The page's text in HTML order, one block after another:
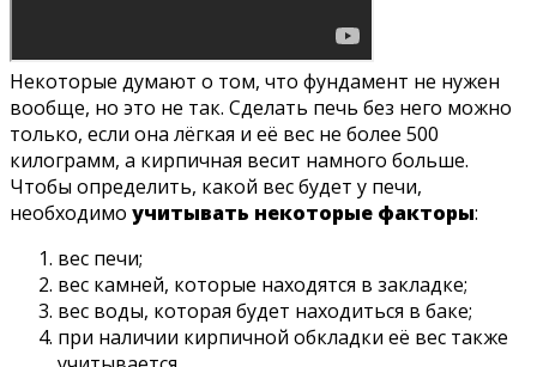
Некоторые думают о том, что фундамент не нужен
вообще, но это не так. Сделать печь без него можно
только, если она лёгкая и её вес не более 500
килограмм, а кирпичная весит намного больше.
Чтобы определить, какой вес будет у печи,
необходимо учитывать некоторые факторы:
вес печи;
вес камней, которые находятся в закладке;
вес воды, которая будет находиться в баке;
при наличии кирпичной обкладки её вес также